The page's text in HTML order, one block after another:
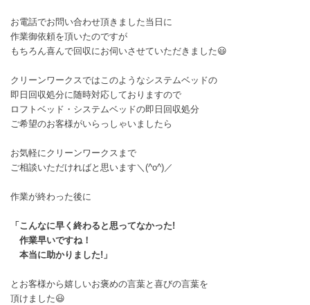
お電話でお問い合わせ頂きました当日に
作業御依頼を頂いたのですが
もちろん喜んで回収にお伺いさせていただきました😃
クリーンワークスではこのようなシステムベッドの
即日回収処分に随時対応しておりますので
ロフトベッド・システムベッドの即日回収処分
ご希望のお客様がいらっしゃいましたら
お気軽にクリーンワークスまで
ご相談いただければと思います＼(^o^)／
作業が終わった後に
「こんなに早く終わると思ってなかった!
作業早いですね！
本当に助かりました!」
とお客様から嬉しいお褒めの言葉と喜びの言葉を
頂けました😃